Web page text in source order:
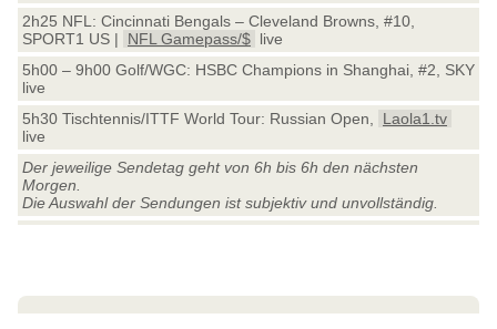
2h25 NFL: Cincinnati Bengals – Cleveland Browns, #10,
SPORT1 US |
NFL Gamepass/$ live
5h00 – 9h00 Golf/WGC: HSBC Champions in Shanghai, #2, SKY
live
5h30 Tischtennis/ITTF World Tour: Russian Open,
Laola1.tv
live
Der jeweilige Sendetag geht von 6h bis 6h den nächsten
Morgen.
Die Auswahl der Sendungen ist subjektiv und unvollständig.